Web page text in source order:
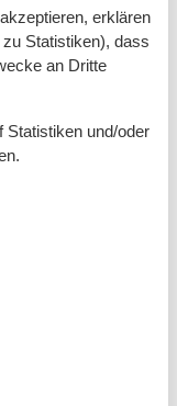
erklären
Statistiken), dass
an Dritte
Statistiken und/oder